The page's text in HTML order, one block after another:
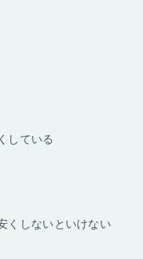
している
くしないといけない